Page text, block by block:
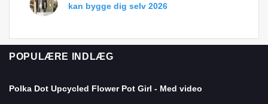
kan bygge dig selv 2026
POPULÆRE INDLÆG
Polka Dot Upcycled Flower Pot Girl - Med video